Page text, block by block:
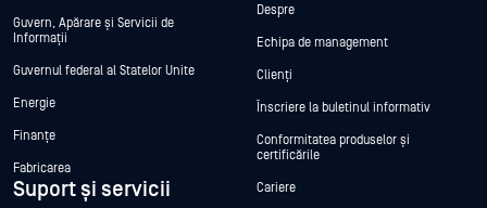
Guvern, Apărare și Servicii de
Informații
Guvernul federal al Statelor Unite
Energie
Finanțe
Fabricarea
Suport și servicii
Despre
Echipa de management
Clienți
Înscriere la buletinul informativ
Conformitatea produselor și
certificările
Cariere